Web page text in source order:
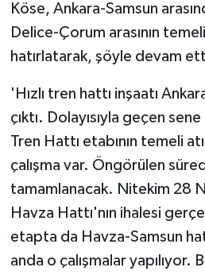
Köse, Ankara-Samsun
Delice-Çorum arasının
hatırlatarak, şöyle devam
'Hızlı tren hattı inşaatı
çıktı. Dolayısıyla geçen
Tren Hattı etabının temeli
çalışma var. Öngörülen
tamamlanacak. Nitekim 28
Havza Hattı'nın ihalesi
etapta da Havza-Samsun
anda o çalışmalar yapılıyor.